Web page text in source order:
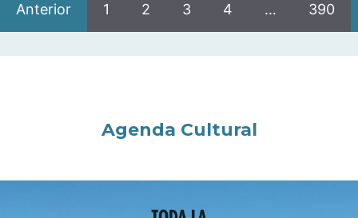
Anterior 1 2 3 4 … 390
Agenda Cultural